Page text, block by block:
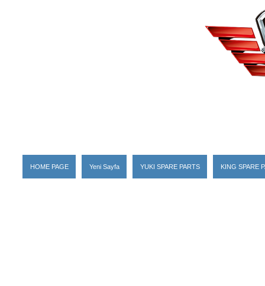
HOME PAGE Yeni Sayfa YUKI SPARE PARTS KING SPARE